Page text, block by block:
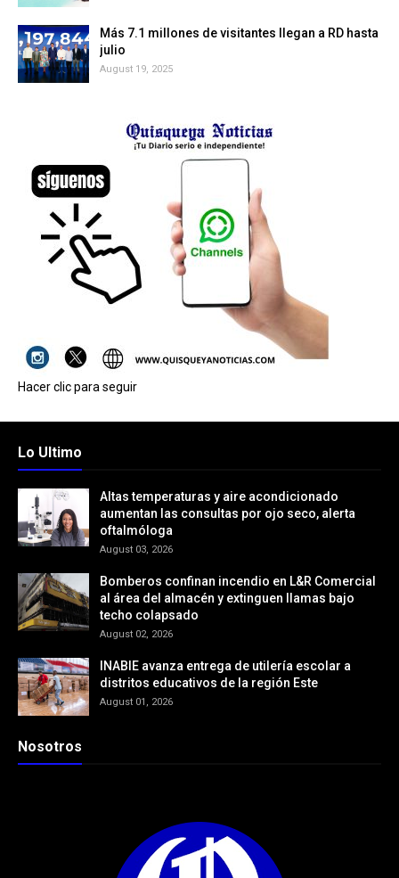
Más 7.1 millones de visitantes llegan a RD hasta
julio
August 19, 2025
Hacer clic para seguir
Lo Ultimo
Altas temperaturas y aire acondicionado
aumentan las consultas por ojo seco, alerta
oftalmóloga
August 03, 2026
Bomberos confinan incendio en L&R Comercial
al área del almacén y extinguen llamas bajo
techo colapsado
August 02, 2026
INABIE avanza entrega de utilería escolar a
distritos educativos de la región Este
August 01, 2026
Nosotros